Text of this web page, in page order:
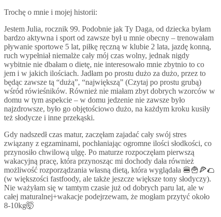
Trochę o mnie i mojej historii:
Jestem Julia, rocznik 99. Podobnie jak Ty Daga, od dziecka byłam
bardzo aktywna i sport od zawsze był u mnie obecny – trenowałam
pływanie sportowe 5 lat, piłkę ręczną w klubie 2 lata, jazdę konną,
ruch wypełniał niemalże cały mój czas wolny, jednak nigdy
wybitnie nie dbałam o dietę, nie interesowało mnie zbytnio to co
jem i w jakich ilościach. Jadłam po prostu dużo za dużo, przez to
będąc zawsze tą “dużą”, “największą” (Czytaj po prostu grubą)
wśród rówieśników. Również nie miałam zbyt dobrych wzorców w
domu w tym aspekcie – w domu jedzenie nie zawsze było
najzdrowsze, było go objętościowo dużo, na każdym kroku kusiły
też słodycze i inne przekąski.
Gdy nadszedł czas matur, zaczęłam zajadać cały swój stres
związany z egzaminami, pochłaniając ogromne ilości słodkości, co
przynosiło chwilową ulgę. Po maturze rozpoczęłam pierwszą
wakacyjną pracę, która przynosząc mi dochody dała również
możliwość rozporządzania własną dietą, która wyglądała 🍔🍟🍕🌮
(w większości fastfoody, ale także jeszcze większe tony słodyczy).
Nie ważyłam się w tamtym czasie już od dobrych paru lat, ale w
całej maturalnej+wakacje podejrzewam, że mogłam przytyć około
8-10kg🤯